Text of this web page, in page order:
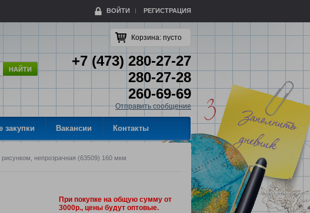
ВОЙТИ РЕГИСТРАЦИЯ
НАЙТИ
Корзина: пусто
+7 (473) 280-27-27
280-27-28
260-69-69
Отправить сообщение
закупки Вакансии Контакты
непрозрачная (63509) 160 мкм
При покупке на общую сумму от
3000р., цены будут оптовые.